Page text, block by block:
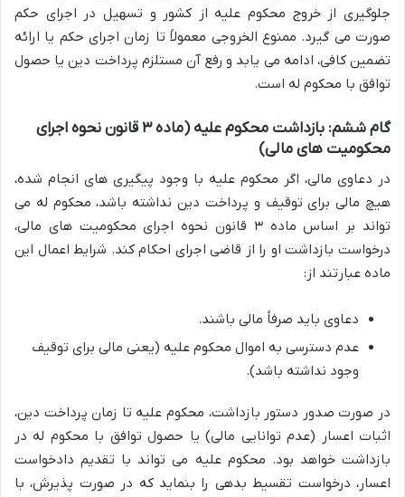
جلوگیری از خروج محکوم علیه از کشور و تسهیل در اجرای حکم
صورت می گیرد. ممنوع الخروجی معمولاً تا زمان اجرای حکم یا ارائه
تضمین کافی، ادامه می یابد و رفع آن مستلزم پرداخت دین یا حصول
توافق با محکوم له است.
گام ششم: بازداشت محکوم علیه (ماده ۳ قانون نحوه اجرای
محکومیت های مالی)
در دعاوی مالی، اگر محکوم علیه با وجود پیگیری های انجام شده،
هیچ مالی برای توقیف و پرداخت دین نداشته باشد، محکوم له می
تواند بر اساس ماده ۳ قانون نحوه اجرای محکومیت های مالی،
درخواست بازداشت او را از قاضی اجرای احکام کند. شرایط اعمال این
ماده عبارتند از:
دعاوی باید صرفاً مالی باشند.
عدم دسترسی به اموال محکوم علیه (یعنی مالی برای توقیف
وجود نداشته باشد).
در صورت صدور دستور بازداشت، محکوم علیه تا زمان پرداخت دین،
اثبات اعسار (عدم توانایی مالی) یا حصول توافق با محکوم له در
بازداشت خواهد بود. محکوم علیه می تواند با تقدیم دادخواست
اعسار، درخواست تقسیط بدهی را بنماید که در صورت پذیرش، با